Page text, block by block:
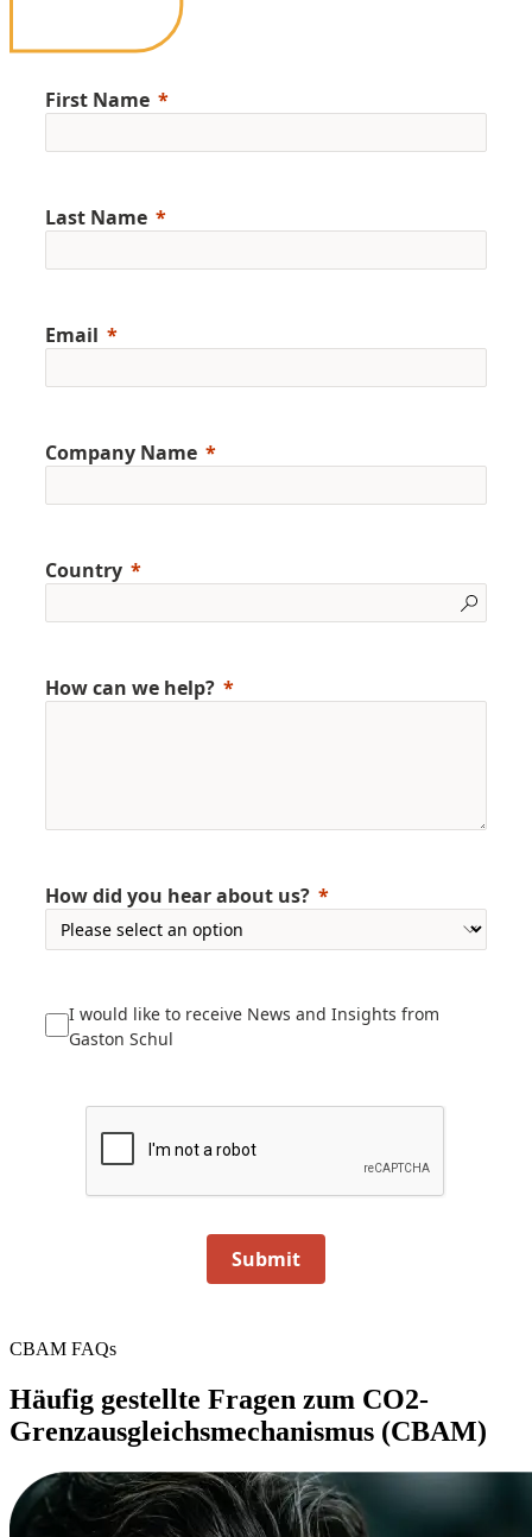
First Name
Last Name
Email
Company Name
Country
How can we help?
How did you hear about us?
I would like to receive News and Insights from
Gaston Schul
Submit
CBAM FAQs
Häufig gestellte Fragen zum CO2-
Grenzausgleichsmechanismus (CBAM)